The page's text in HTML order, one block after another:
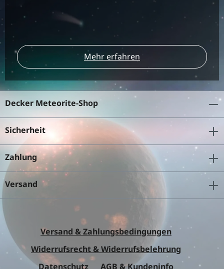
Mehr erfahren
Decker Meteorite-Shop
Sicherheit
Zahlung
Versand
Versand & Zahlungsbedingungen
Widerrufsrecht & Widerrufsbelehrung
Datenschutz
AGB & Kundeninfo